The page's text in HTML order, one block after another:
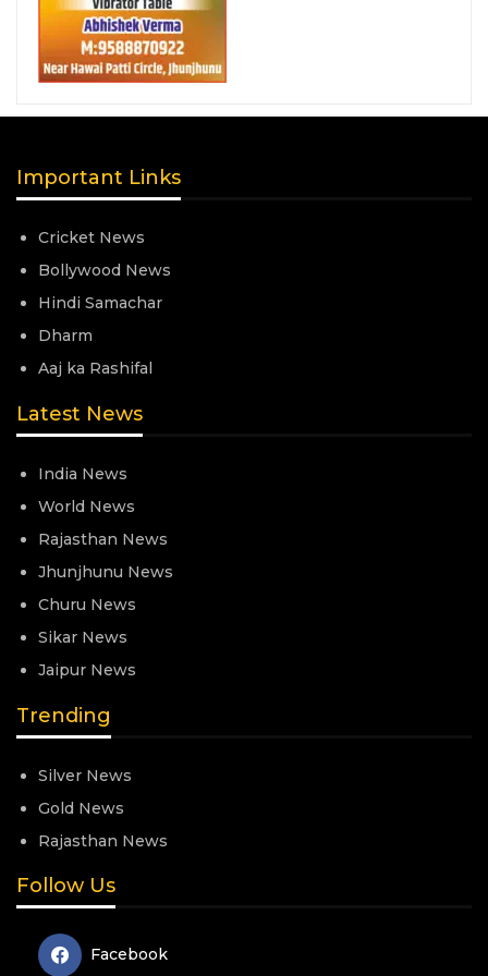
Important Links
Cricket News
Bollywood News
Hindi Samachar
Dharm
Aaj ka Rashifal
Latest News
India News
World News
Rajasthan News
Jhunjhunu News
Churu News
Sikar News
Jaipur News
Trending
Silver News
Gold News
Rajasthan News
Follow Us
Facebook